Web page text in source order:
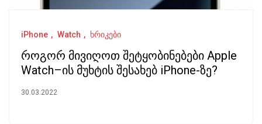
iPhone Watch ხრიკები
როგორ მივიღოთ შეტყობინებები Apple
Watch–ის მუხტის შესახებ iPhone-ზე?
30.03.2022